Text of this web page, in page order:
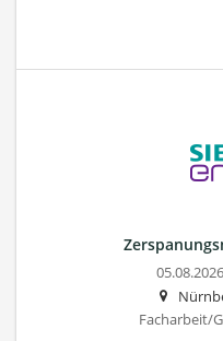
Facharbeit/